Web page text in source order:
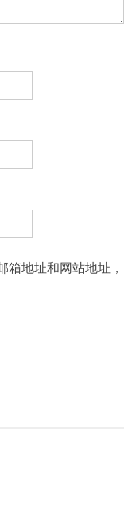
地址和网站地址，